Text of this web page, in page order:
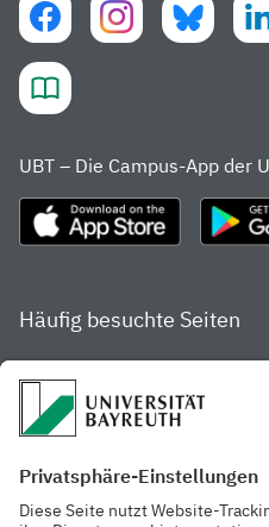
UBT – Die Campus-App der
Häufig besuchte Seiten
Studienportal
Gamechanger Campus
Aktuelle
Pressemitteilungen
Arbeiten an der